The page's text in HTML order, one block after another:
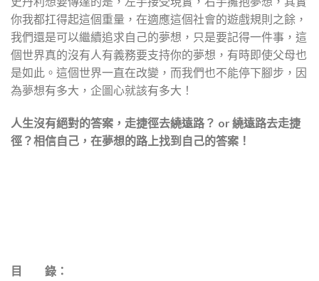
你我都扛得起這個重量，在適應這個社會的遊戲規則之餘，
我們還是可以繼續追求自己的夢想，只是要記得一件事，這
個世界真的沒有人有義務要支持你的夢想，有時即使父母也
是如此。這個世界一直在改變，而我們也不能停下腳步，因
為夢想有多大，企圖心就該有多大！
人生沒有絕對的答案， 走捷徑去繞遠路？ or繞遠路去走捷
徑？相信自己，在夢想的路上找到自己的答案！
目 錄：